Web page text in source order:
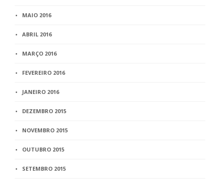
MAIO 2016
ABRIL 2016
MARÇO 2016
FEVEREIRO 2016
JANEIRO 2016
DEZEMBRO 2015
NOVEMBRO 2015
OUTUBRO 2015
SETEMBRO 2015